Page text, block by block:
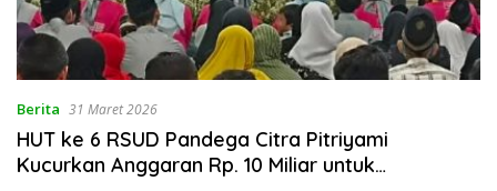
Berita 31 Maret 2026
HUT ke 6 RSUD Pandega Citra Pitriyami
Kucurkan Anggaran Rp. 10 Miliar untuk